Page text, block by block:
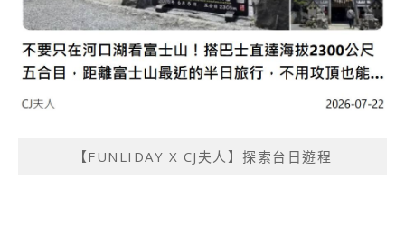
【FUNLIDAY X CJ夫人】探索台日遊程